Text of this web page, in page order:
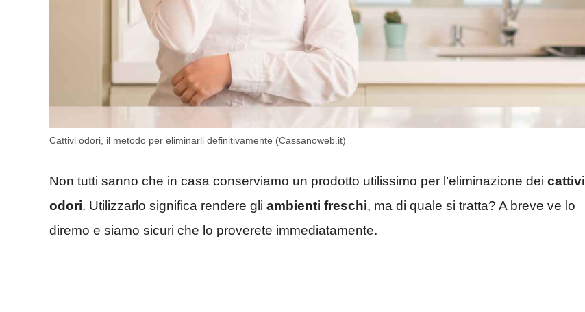
Cattivi odori, il metodo per eliminarli definitivamente (Cassanoweb.it)
Non tutti sanno che in casa conserviamo un prodotto utilissimo per l’eliminazione dei cattivi
odori. Utilizzarlo significa rendere gli ambienti freschi, ma di quale si tratta? A breve ve lo
diremo e siamo sicuri che lo proverete immediatamente.